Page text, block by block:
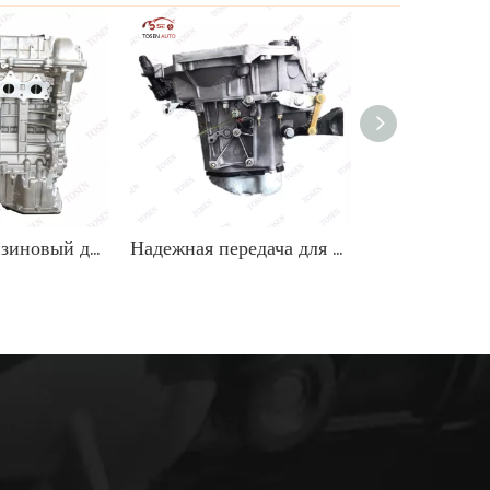
Прочный бензиновый двигатель 1,8 л для внедорожников Hyundai Надежная передача для ZNA Succe 1.6L C00178003